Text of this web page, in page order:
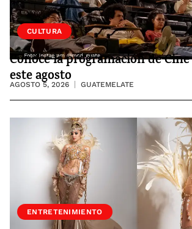
CULTURA
Conoce la programación de
este agosto
AGOSTO 5, 2026 GUATEMELATE
ENTRETENIMIENTO